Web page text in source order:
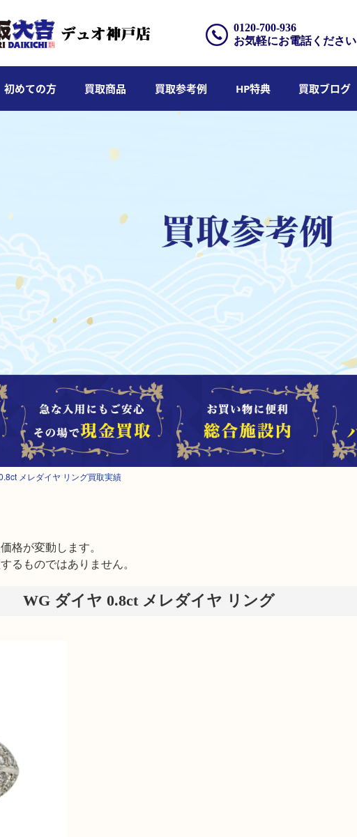
0120-700-936
お気軽にお電話ください
初めての方 買取商品 買取参考例 HP特典 買取ブログ
メレダイヤ リング買取実績
格が変動します。
るものではありません。
WG ダイヤ 0.8ct メレダイヤ リング